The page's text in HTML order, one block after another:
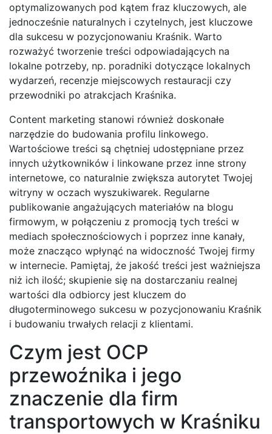
optymalizowanych pod kątem fraz kluczowych, ale
jednocześnie naturalnych i czytelnych, jest kluczowe
dla sukcesu w pozycjonowaniu Kraśnik. Warto
rozważyć tworzenie treści odpowiadających na
lokalne potrzeby, np. poradniki dotyczące lokalnych
wydarzeń, recenzje miejscowych restauracji czy
przewodniki po atrakcjach Kraśnika.
Content marketing stanowi również doskonałe
narzędzie do budowania profilu linkowego.
Wartościowe treści są chętniej udostępniane przez
innych użytkowników i linkowane przez inne strony
internetowe, co naturalnie zwiększa autorytet Twojej
witryny w oczach wyszukiwarek. Regularne
publikowanie angażujących materiałów na blogu
firmowym, w połączeniu z promocją tych treści w
mediach społecznościowych i poprzez inne kanały,
może znacząco wpłynąć na widoczność Twojej firmy
w internecie. Pamiętaj, że jakość treści jest ważniejsza
niż ich ilość; skupienie się na dostarczaniu realnej
wartości dla odbiorcy jest kluczem do
długoterminowego sukcesu w pozycjonowaniu Kraśnik
i budowaniu trwałych relacji z klientami.
Czym jest OCP
przewoźnika i jego
znaczenie dla firm
transportowych w Kraśniku